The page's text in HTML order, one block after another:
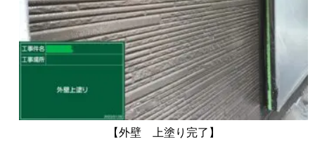
【外壁 上塗り完了】